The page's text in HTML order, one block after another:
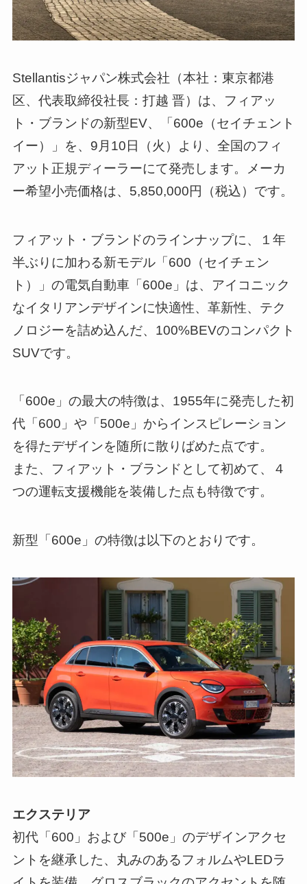
Stellantisジャパン株式会社（本社：東京都港
区、代表取締役社長：打越 晋）は、フィアッ
ト・ブランドの新型EV、「600e（セイチェント
イー）」を、9月10日（火）より、全国のフィ
アット正規ディーラーにて発売します。メーカ
ー希望小売価格は、5,850,000円（税込）です。
フィアット・ブランドのラインナップに、１年
半ぶりに加わる新モデル「600（セイチェン
ト）」の電気自動車「600e」は、アイコニック
なイタリアンデザインに快適性、革新性、テク
ノロジーを詰め込んだ、100%BEVのコンパクト
SUVです。
「600e」の最大の特徴は、1955年に発売した初
代「600」や「500e」からインスピレーション
を得たデザインを随所に散りばめた点です。
また、フィアット・ブランドとして初めて、４
つの運転支援機能を装備した点も特徴です。
新型「600e」の特徴は以下のとおりです。
エクステリア
初代「600」および「500e」のデザインアクセ
ントを継承した、丸みのあるフォルムやLEDラ